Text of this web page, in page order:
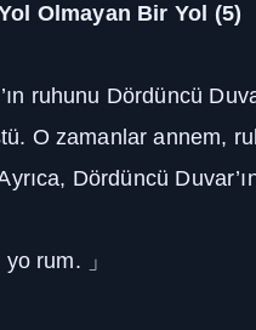
Olmayan Bir Yol (5)
ruhunu Dördüncü
O zamanlar annem,
Ayrıca, Dördüncü
yo rum. 」